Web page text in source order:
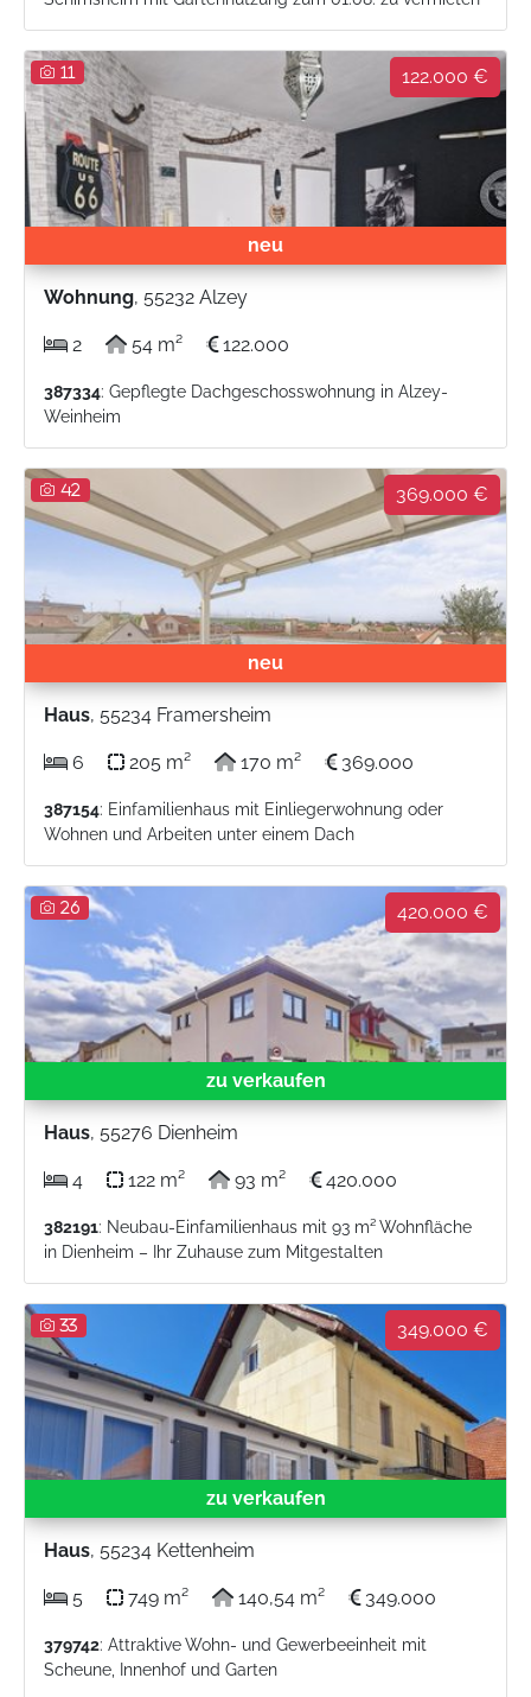
neu
11 122.000 €
Wohnung, 55232 Alzey
2 54 m² 122.000
387334: Gepflegte Dachgeschosswohnung in Alzey-
Weinheim
neu
42 369.000 €
Haus, 55234 Framersheim
6 205 m² 170 m² 369.000
387154: Einfamilienhaus mit Einliegerwohnung oder
Wohnen und Arbeiten unter einem Dach
zu verkaufen
26 420.000 €
Haus, 55276 Dienheim
4 122 m² 93 m² 420.000
382191: Neubau-Einfamilienhaus mit 93 m² Wohnfläche
in Dienheim – Ihr Zuhause zum Mitgestalten
zu verkaufen
33 349.000 €
Haus, 55234 Kettenheim
5 749 m² 140,54 m² 349.000
379742: Attraktive Wohn- und Gewerbeeinheit mit
Scheune, Innenhof und Garten